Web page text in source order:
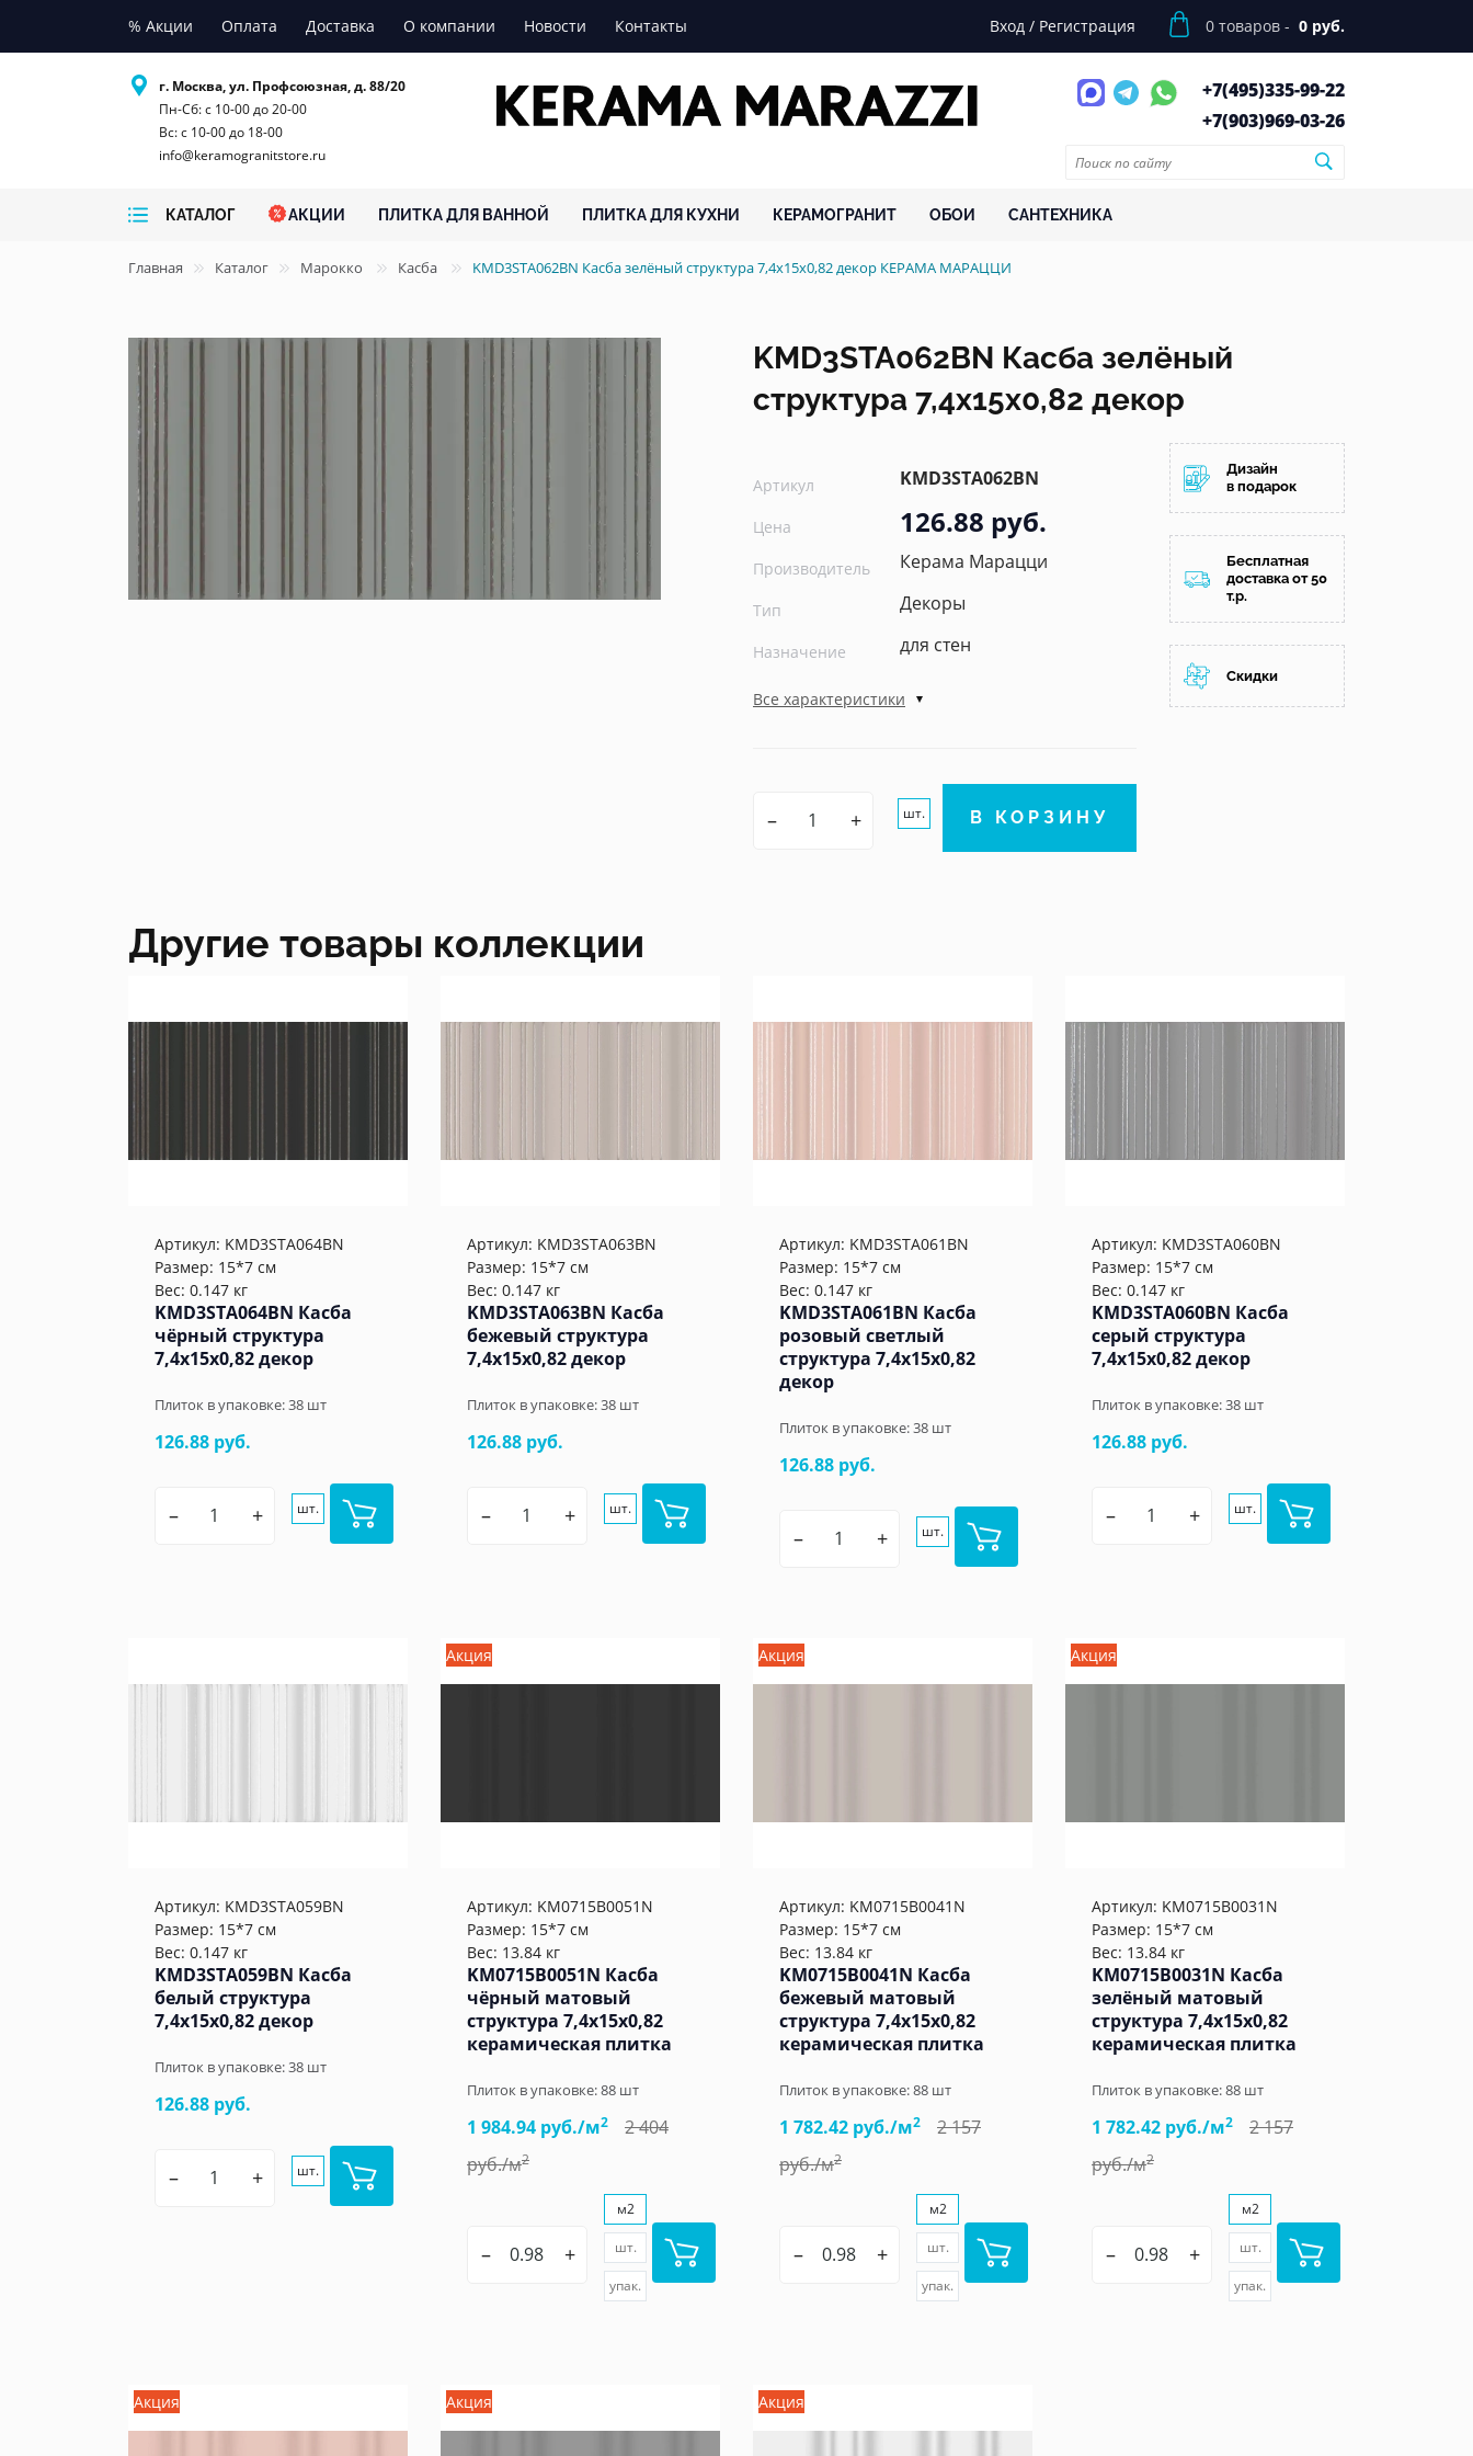
% Акции Оплата Доставка О компании Новости Контакты Вход / Регистрация 0 товаров - 0 руб.
г. Москва, ул. Профсоюзная, д. 88/20
Пн-Сб: с 10-00 до 20-00
Вс: с 10-00 до 18-00
info@keramogranitstore.ru
+7(495)335-99-22
+7(903)969-03-26
КАТАЛОГ АКЦИИ ПЛИТКА ДЛЯ ВАННОЙ ПЛИТКА ДЛЯ КУХНИ КЕРАМОГРАНИТ ОБОИ САНТЕХНИКА
Главная Каталог Марокко Касба KMD3STA062BN Касба зелёный структура 7,4x15x0,82 декор КЕРАМА МАРАЦЦИ
KMD3STA062BN Касба зелёный
структура 7,4x15x0,82 декор
Артикул KMD3STA062BN
Цена 126.88 руб.
Производитель Керама Марацци
Тип Декоры
Назначение для стен
Все характеристики
– + шт. В КОРЗИНУ
Дизайн
в подарок
Бесплатная
доставка от 50
т.р.
Скидки
Другие товары коллекции
Артикул: KMD3STA064BN
Размер: 15*7 см
Вес: 0.147 кг
KMD3STA064BN Касба
чёрный структура
7,4x15x0,82 декор
Плиток в упаковке:38 шт
126.88 руб.
– + шт.
Артикул: KMD3STA063BN
Размер: 15*7 см
Вес: 0.147 кг
KMD3STA063BN Касба
бежевый структура
7,4x15x0,82 декор
Плиток в упаковке:38 шт
126.88 руб.
– + шт.
Артикул: KMD3STA061BN
Размер: 15*7 см
Вес: 0.147 кг
KMD3STA061BN Касба
розовый светлый
структура 7,4x15x0,82
декор
Плиток в упаковке:38 шт
126.88 руб.
– + шт.
Артикул: KMD3STA060BN
Размер: 15*7 см
Вес: 0.147 кг
KMD3STA060BN Касба
серый структура
7,4x15x0,82 декор
Плиток в упаковке:38 шт
126.88 руб.
– + шт.
Артикул: KMD3STA059BN
Размер: 15*7 см
Вес: 0.147 кг
KMD3STA059BN Касба
белый структура
7,4x15x0,82 декор
Плиток в упаковке:38 шт
126.88 руб.
– + шт.
Акция
Артикул: KM0715B0051N
Размер: 15*7 см
Вес: 13.84 кг
KM0715B0051N Касба
чёрный матовый
структура 7,4x15x0,82
керамическая плитка
Плиток в упаковке:88 шт
1 984.94 руб./м2
2 404
руб./м2
– +
м2
шт.
упак.
Акция
Артикул: KM0715B0041N
Размер: 15*7 см
Вес: 13.84 кг
KM0715B0041N Касба
бежевый матовый
структура 7,4x15x0,82
керамическая плитка
Плиток в упаковке:88 шт
1 782.42 руб./м2
2 157
руб./м2
– +
м2
шт.
упак.
Акция
Артикул: KM0715B0031N
Размер: 15*7 см
Вес: 13.84 кг
KM0715B0031N Касба
зелёный матовый
структура 7,4x15x0,82
керамическая плитка
Плиток в упаковке:88 шт
1 782.42 руб./м2
2 157
руб./м2
– +
м2
шт.
упак.
Акция Акция Акция